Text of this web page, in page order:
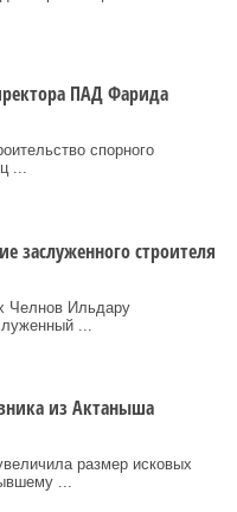
ПАД Фарида
спорного
...
заслуженного строителя
Челнов Ильдару
...
из Актаныша
размер исковых
...